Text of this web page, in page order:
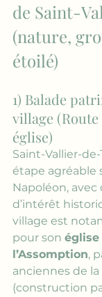
de Saint-
(nature,
étoilé)
1) Balade
village
église)
Saint-Vallier-
étape agréable
Napoléon,
d’intérêt
village est
pour son église
l’Assomption,
anciennes de
(construction